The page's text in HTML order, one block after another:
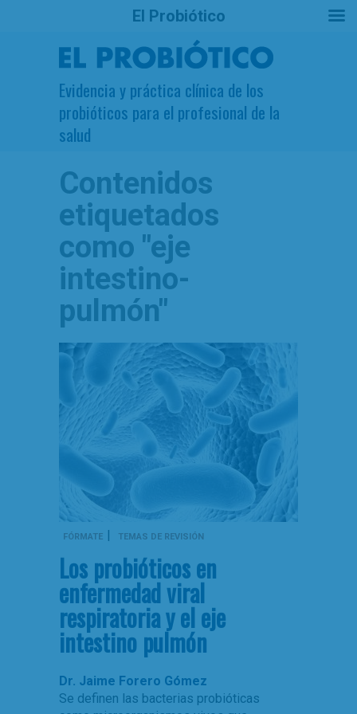
Evidencia y práctica clínica de los
probióticos para el profesional de la
salud
Contenidos
etiquetados
como "eje
intestino-
pulmón"
FÓRMATE | TEMAS DE REVISIÓN
Los probióticos en
enfermedad viral
respiratoria y el eje
intestino pulmón
Dr. Jaime Forero Gómez
Se definen las bacterias probióticas
El Probiótico